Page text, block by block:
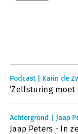
Podcast | Karin de
‘Zelfsturing
Achtergrond | Jaap
Jaap Peters - In